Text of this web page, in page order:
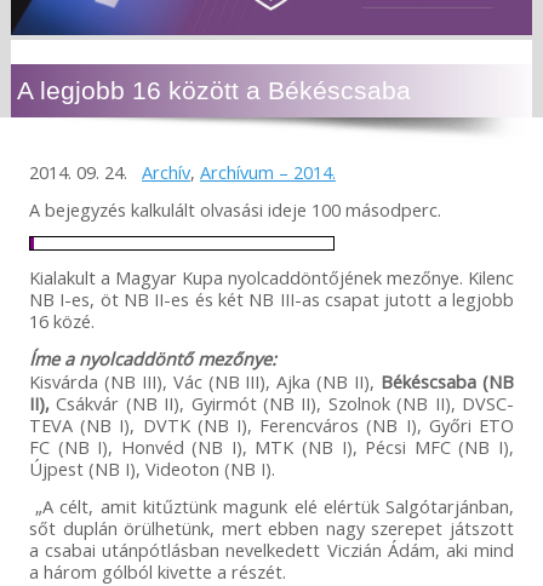
A legjobb 16 között a Békéscsaba
2014. 09. 24. Archív, Archívum – 2014.
A bejegyzés kalkulált olvasási ideje 100 másodperc.
Kialakult a Magyar Kupa nyolcaddöntőjének mezőnye. Kilenc
NB I-es, öt NB II-es és két NB III-as csapat jutott a legjobb
16 közé.
Íme a nyolcaddöntő mezőnye:
Kisvárda (NB III), Vác (NB III), Ajka (NB II), Békéscsaba (NB
II),Csákvár (NB II), Gyirmót (NB II), Szolnok (NB II), DVSC-
TEVA (NB I), DVTK (NB I), Ferencváros (NB I), Győri ETO
FC (NB I), Honvéd (NB I), MTK (NB I), Pécsi MFC (NB I),
Újpest (NB I), Videoton (NB I).
„A célt, amit kitűztünk magunk elé elértük Salgótarjánban,
sőt duplán örülhetünk, mert ebben nagy szerepet játszott
a csabai utánpótlásban nevelkedett Viczián Ádám, aki mind
a három gólból kivette a részét.